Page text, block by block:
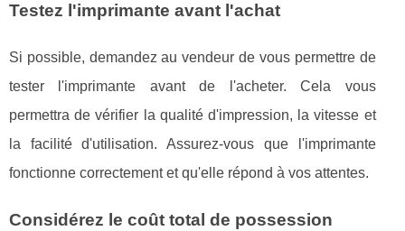
Testez l'imprimante avant l'achat
Si possible, demandez au vendeur de vous permettre de
tester l'imprimante avant de l'acheter. Cela vous
permettra de vérifier la qualité d'impression, la vitesse et
la facilité d'utilisation. Assurez-vous que l'imprimante
fonctionne correctement et qu'elle répond à vos attentes.
Considérez le coût total de possession